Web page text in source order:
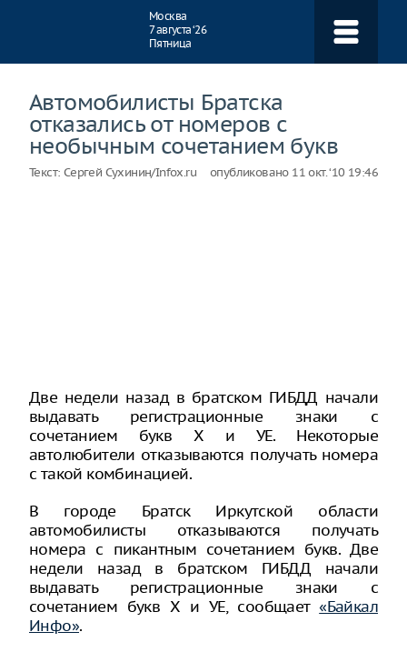
Москва
7 августа ‘26
Пятница
Автомобилисты Братска
отказались от номеров с
необычным сочетанием букв
Текст: Сергей Сухинин/Infox.ru опубликовано 11 окт. ‘10 19:46
Две недели назад в братском ГИБДД начали
выдавать регистрационные знаки с
сочетанием букв Х и УЕ. Некоторые
автолюбители отказываются получать номера
с такой комбинацией.
В городе Братск Иркутской области
автомобилисты отказываются получать
номера с пикантным сочетанием букв. Две
недели назад в братском ГИБДД начали
выдавать регистрационные знаки с
сочетанием букв Х и УЕ, сообщает«Байкал
Инфо».